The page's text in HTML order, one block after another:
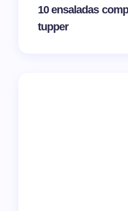
10 ensaladas
tupper